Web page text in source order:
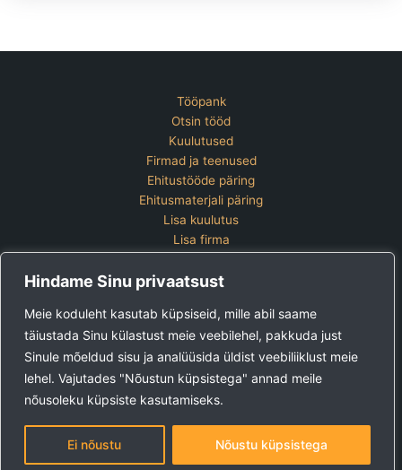
Hindame Sinu privaatsust
Meie koduleht kasutab küpsiseid, mille abil saame
täiustada Sinu külastust meie veebilehel, pakkuda just
Sinule mõeldud sisu ja analüüsida üldist veebiliiklust meie
lehel. Vajutades "Nõustun küpsistega" annad meile
nõusoleku küpsiste kasutamiseks.
Ei nõustu Nõustu küpsistega
Tööpank
Otsin tööd
Kuulutused
Firmad ja teenused
Ehitustööde päring
Ehitusmaterjali päring
Lisa kuulutus
Lisa firma
Kontakt
Lisa kuulutus
Vaata ettevõtete pakette
Ehitus24 OÜ
Tel:+372 5123 867 (E-R 9-15)
E-post: kuulutused@ehitus24.ee
Copyright © 2026 Ehitus24